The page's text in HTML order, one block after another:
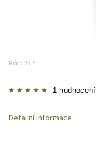
Kód: 297
1 hodnocení
Detailní informace